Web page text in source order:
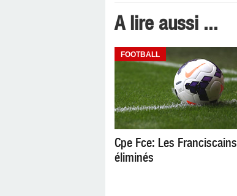
A lire aussi ...
FOOTBALL
Cpe Fce: Les Franciscains
éliminés